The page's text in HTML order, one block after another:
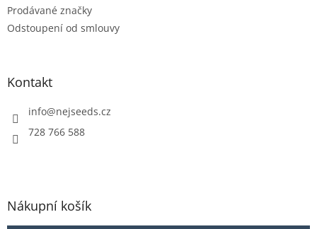
Prodávané značky
Odstoupení od smlouvy
Kontakt
info@nejseeds.cz
728 766 588
Nákupní košík